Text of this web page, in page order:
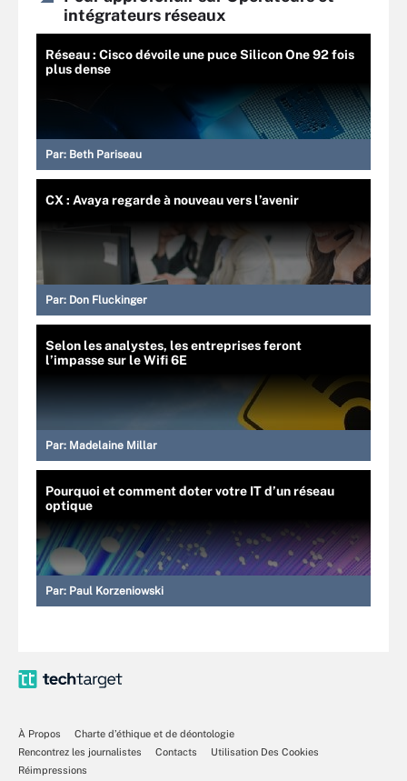
intégrateurs réseaux
Réseau : Cisco dévoile une puce Silicon One 92 fois
plus dense
Par: Beth Pariseau
CX : Avaya regarde à nouveau vers l’avenir
Par: Don Fluckinger
Selon les analystes, les entreprises feront
l’impasse sur le Wifi 6E
Par: Madelaine Millar
Pourquoi et comment doter votre IT d’un réseau
optique
Par: Paul Korzeniowski
À Propos
Charte d’éthique et de déontologie
Rencontrez les journalistes
Contacts
Utilisation Des Cookies
Réimpressions